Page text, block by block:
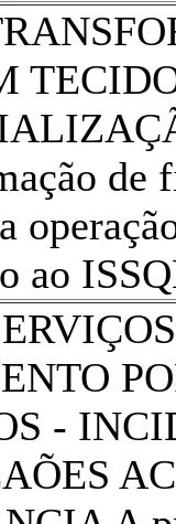
de
ao
-